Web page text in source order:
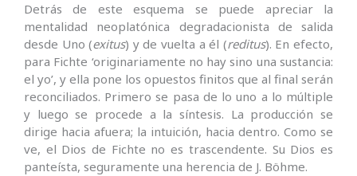
Detrás de este esquema se puede apreciar la
mentalidad neoplatónica degradacionista de salida
desde Uno (exitus) y de vuelta a él (reditus). En efecto,
para Fichte ‘originariamente no hay sino una sustancia:
el yo’, y ella pone los opuestos finitos que al final serán
reconciliados. Primero se pasa de lo uno a lo múltiple
y luego se procede a la síntesis. La producción se
dirige hacia afuera; la intuición, hacia dentro. Como se
ve, el Dios de Fichte no es trascendente. Su Dios es
panteísta, seguramente una herencia de J. Böhme.